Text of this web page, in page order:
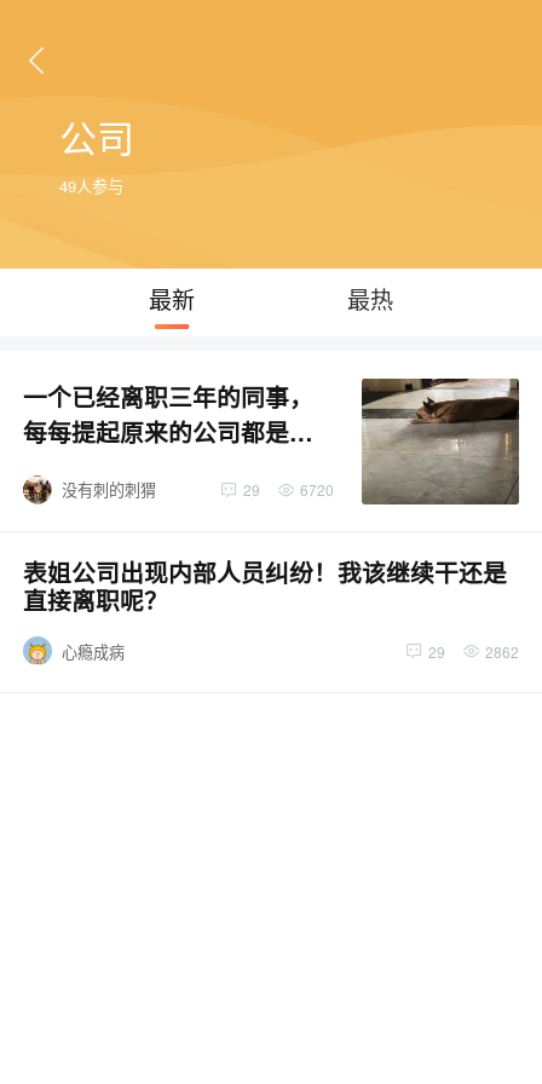
公司
49人参与
最新 最热
一个已经离职三年的同事，
每每提起原来的公司都是咬
牙切齿，你们能懂吗？
没有刺的刺猬 29 6720
表姐公司出现内部人员纠纷！我该继续干还是
直接离职呢？
心瘾成病 29 2862